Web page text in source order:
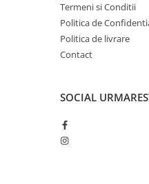
Termeni si Conditii
Politica de
Politica de livrare
Contact
SOCIAL